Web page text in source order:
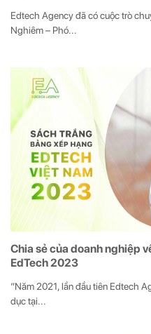
Edtech Agency đã có cuộc trò
Nghiêm – Phó...
Chia sẻ của doanh nghiệp
EdTech 2023
“Năm 2021, lần đầu tiên Edtech
dục tại...